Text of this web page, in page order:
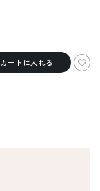
カートに入れる